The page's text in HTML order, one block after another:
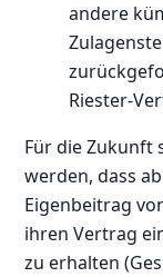
andere
Riester-
Für die Zukunft
werden, dass
Eigenbeitrag
ihren Vertrag
zu erhalten